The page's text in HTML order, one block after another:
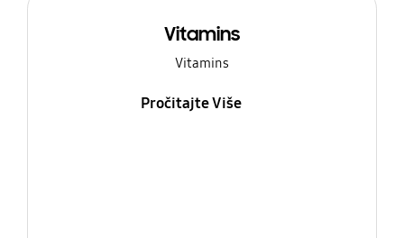
Vitamins
Vitamins
Pročitajte Više